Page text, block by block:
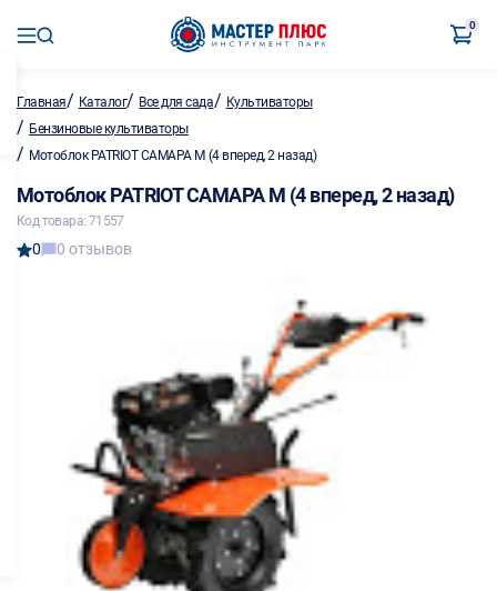
0
Главная/ Каталог/ Все для сада/ Культиваторы
/ Бензиновые культиваторы
/ Мотоблок PATRIOT САМАРА М (4 вперед, 2 назад)
Мотоблок PATRIOT САМАРА М (4 вперед, 2 назад)
Код товара: 71557
0 0 отзывов